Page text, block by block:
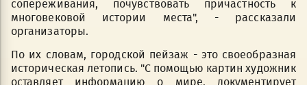
сопереживания, почувствовать причастность к
многовековой истории места", - рассказали
организаторы.
По их словам, городской пейзаж - это своеобразная
историческая летопись. "С помощью картин художник
оставляет информацию о мире, документирует